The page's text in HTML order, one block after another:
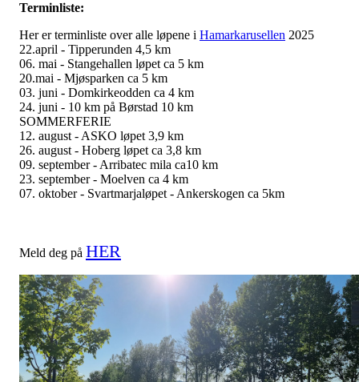
Terminliste:
Her er terminliste over alle løpene i Hamarkarusellen 2025
22.april - Tipperunden 4,5 km
06. mai - Stangehallen løpet ca 5 km
20.mai - Mjøsparken ca 5 km
03. juni - Domkirkeodden ca 4 km
24. juni - 10 km på Børstad 10 km
SOMMERFERIE
12. august - ASKO løpet 3,9 km
26. august - Hoberg løpet ca 3,8 km
09. september - Arribatec mila ca10 km
23. september - Moelven ca 4 km
07. oktober - Svartmarjaløpet - Ankerskogen ca 5km
Meld deg på HER